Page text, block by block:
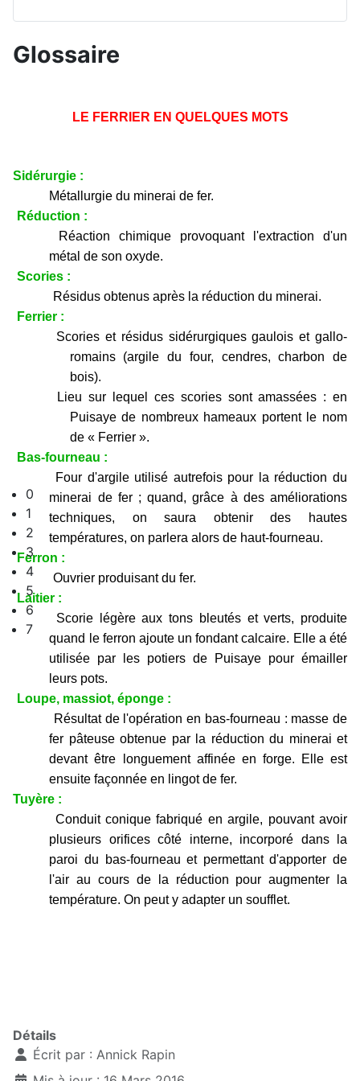
0
1
2
3
4
5
6
7
Glossaire
LE FERRIER EN QUELQUES MOTS
Sidérurgie :
Métallurgie du minerai de fer.
Réduction :
Réaction chimique provoquant l'extraction d'un
métal de son oxyde.
Scories :
Résidus obtenus après la réduction du minerai.
Ferrier :
Scories et résidus sidérurgiques gaulois et gallo-
romains (argile du four, cendres, charbon de
bois).
Lieu sur lequel ces scories sont amassées : en
Puisaye de nombreux hameaux portent le nom
de « Ferrier ».
Bas-fourneau :
Four d'argile utilisé autrefois pour la réduction du
minerai de fer ; quand, grâce à des améliorations
techniques, on saura obtenir des hautes
températures, on parlera alors de haut-fourneau.
Ferron :
Ouvrier produisant du fer.
Laitier :
Scorie légère aux tons bleutés et verts, produite
quand le ferron ajoute un fondant calcaire. Elle a été
utilisée par les potiers de Puisaye pour émailler
leurs pots.
Loupe, massiot, éponge :
Résultat de l'opération en bas-fourneau : masse de
fer pâteuse obtenue par la réduction du minerai et
devant être longuement affinée en forge. Elle est
ensuite façonnée en lingot de fer.
Tuyère :
Conduit conique fabriqué en argile, pouvant avoir
plusieurs orifices côté interne, incorporé dans la
paroi du bas-fourneau et permettant d'apporter de
l'air au cours de la réduction pour augmenter la
température. On peut y adapter un soufflet.
Détails
Écrit par : Annick Rapin